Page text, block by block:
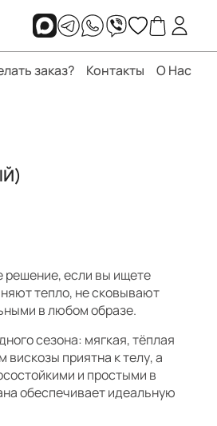
заказ? Контакты О Нас
решение, если вы ищете
тепло, не сковывают
в любом образе.
сезона: мягкая, тёплая
приятна к телу, а
и простыми в
обеспечивает идеальную